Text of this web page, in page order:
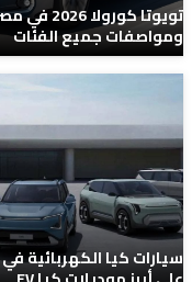
تويوتا
ومواصفات جميع الفئات
سيارات كيا الكهربائية